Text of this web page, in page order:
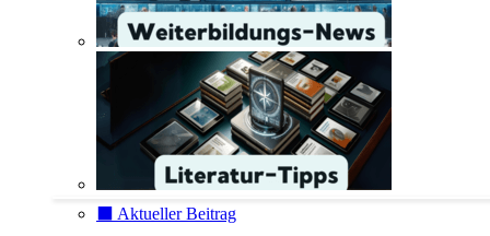
⬛️ Aktueller Beitrag